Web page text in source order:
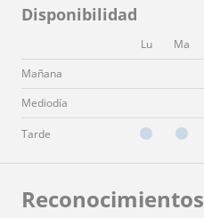
Disponibilidad
Lu Ma
Mañana
Mediodía
Tarde
Reconocimientos